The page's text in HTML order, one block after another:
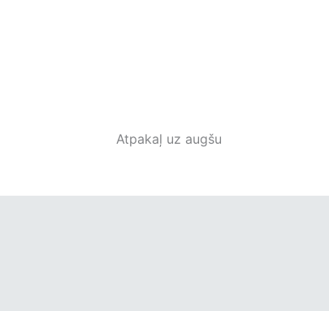
Atpakaļ uz augšu